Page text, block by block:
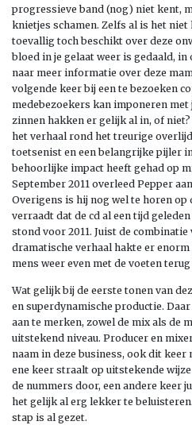
progressieve band (nog) niet kent,
knietjes schamen. Zelfs al is het niet
toevallig toch beschikt over deze
bloed in je gelaat weer is gedaald,
naar meer informatie over deze
volgende keer bij een te bezoeken
medebezoekers kan imponeren met
zinnen hakken er gelijk al in, of
het verhaal rond het treurige
toetsenist en een belangrijke pijler
behoorlijke impact heeft gehad op
September 2011 overleed Pepper
Overigens is hij nog wel te horen op
verraadt dat de cd al een tijd
stond voor 2011. Juist de
dramatische verhaal hakte er
mens weer even met de voeten
Wat gelijk bij de eerste tonen van
en superdynamische productie.
aan te merken, zowel de mix als de
uitstekend niveau. Producer en
naam in deze business, ook dit keer
ene keer straalt op uitstekende
de nummers door, een andere keer
het gelijk al erg lekker te
stap is al gezet.